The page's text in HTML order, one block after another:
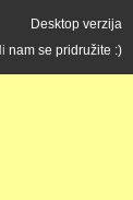
Desktop verzija
nam se pridružite :)